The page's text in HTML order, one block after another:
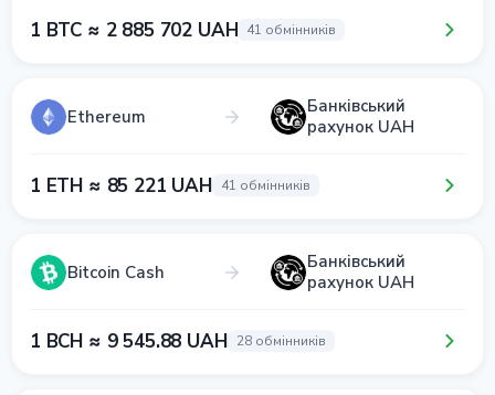
1 BTC ≈ 2 885 702 UAH 41 обмінників
Ethereum
Банківський
рахунок UAH
1 ETH ≈ 85 221 UAH 41 обмінників
Bitcoin Cash
Банківський
рахунок UAH
1 BCH ≈ 9 545.88 UAH 28 обмінників